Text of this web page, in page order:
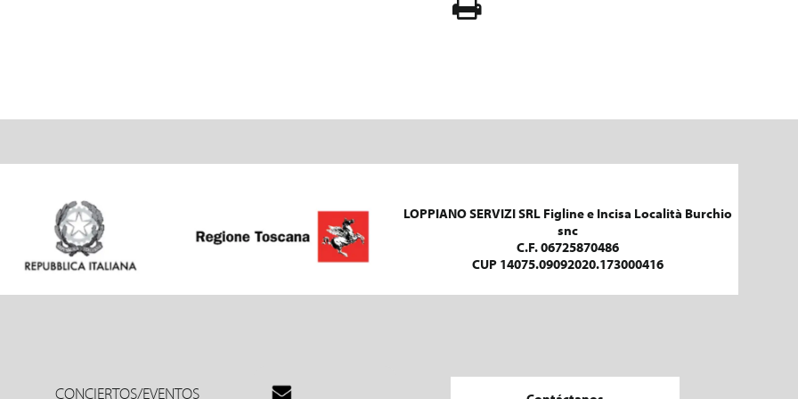
LOPPIANO SERVIZI SRL Figline e Incisa Località Burchio
snc
C.F. 06725870486
CUP 14075.09092020.173000416
CONCIERTOS/EVENTOS